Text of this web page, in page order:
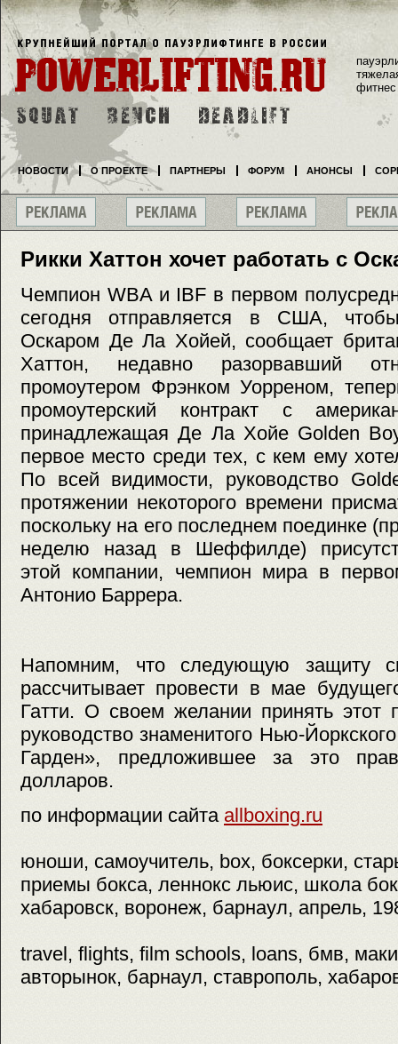
Рикки Хаттон хочет работать с
Чемпион WBA и IBF в первом
сегодня отправляется в США,
Оскаром Де Ла Хойей, сообщает
Хаттон, недавно разорвавший
промоутером Фрэнком Уорреном,
промоутерский контракт с
принадлежащая Де Ла Хойе Golden
первое место среди тех, с кем ему
По всей видимости, руководство
протяжении некоторого времени
поскольку на его последнем поединке
неделю назад в Шеффилде)
этой компании, чемпион мира в
Антонио Баррера.
Напомним, что следующую защиту
рассчитывает провести в мае
Гатти. О своем желании принять этот
руководство знаменитого Нью-
Гарден», предложившее за это
долларов.
по информации сайта allboxing.ru
юноши, самоучитель, box, боксерки,
приемы бокса, леннокс льюис, школа
хабаровск, воронеж, барнаул, апрель,
travel, flights, film schools, loans, бмв,
авторынок, барнаул, ставрополь,
фитнес
НОВОСТИ О ПРОЕКТЕ ПАРТНЕРЫ ФОРУМ АНОНСЫ